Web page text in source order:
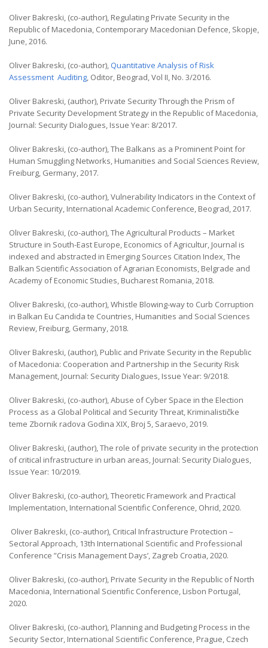
Oliver Bakreski, (co-author), Regulating Private Security in the
Republic of Macedonia, Contemporary Macedonian Defence, Skopje,
June, 2016.
Oliver Bakreski, (co-author), Quantitative Analysis of Risk
Assessment Auditing, Oditor, Beograd, Vol II, No. 3/2016.
Oliver Bakreski, (author), Private Security Through the Prism of
Private Security Development Strategy in the Republic of Macedonia,
Journal: Security Dialogues, Issue Year: 8/2017.
Oliver Bakreski, (co-author), The Balkans as a Prominent Point for
Human Smuggling Networks, Humanities and Social Sciences Review,
Freiburg, Germany, 2017.
Oliver Bakreski, (co-author), Vulnerability Indicators in the Context of
Urban Security, International Academic Conference, Beograd, 2017.
Oliver Bakreski, (co-author), The Agricultural Products – Market
Structure in South-East Europe, Economics of Agricultur, Journal is
indexed and abstracted in Emerging Sources Citation Index, The
Balkan Scientific Association of Agrarian Economists, Belgrade and
Academy of Economic Studies, Bucharest Romania, 2018.
Oliver Bakreski, (co-author), Whistle Blowing-way to Curb Corruption
in Balkan Eu Candida te Countries, Humanities and Social Sciences
Review, Freiburg, Germany, 2018.
Oliver Bakreski, (author), Public and Private Security in the Republic
of Macedonia: Cooperation and Partnership in the Security Risk
Management, Journal: Security Dialogues, Issue Year: 9/2018.
Oliver Bakreski, (co-author), Abuse of Cyber Space in the Election
Process as a Global Political and Security Threat, Kriminalističke
teme Zbornik radova Godina XIX, Broj 5, Saraevo, 2019.
Oliver Bakreski, (author), The role of private security in the protection
of critical infrastructure in urban areas, Journal: Security Dialogues,
Issue Year: 10/2019.
Oliver Bakreski, (co-author), Theoretic Framework and Practical
Implementation, International Scientific Conference, Ohrid, 2020.
Oliver Bakreski, (co-author), Critical Infrastructure Protection –
Sectoral Approach, 13th International Scientific and Professional
Conference ”Crisis Management Days’, Zagreb Croatia, 2020.
Oliver Bakreski, (co-author), Private Security in the Republic of North
Macedonia, International Scientific Conference, Lisbon Portugal,
2020.
Oliver Bakreski, (co-author), Planning and Budgeting Process in the
Security Sector, International Scientific Conference, Prague, Czech